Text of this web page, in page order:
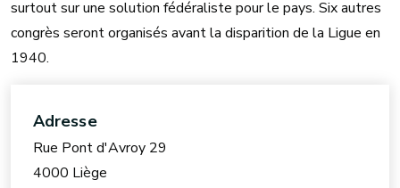
surtout sur une solution fédéraliste pour le pays. Six autres
congrès seront organisés avant la disparition de la Ligue en
1940.
Adresse
Rue Pont d'Avroy 29
4000 Liège